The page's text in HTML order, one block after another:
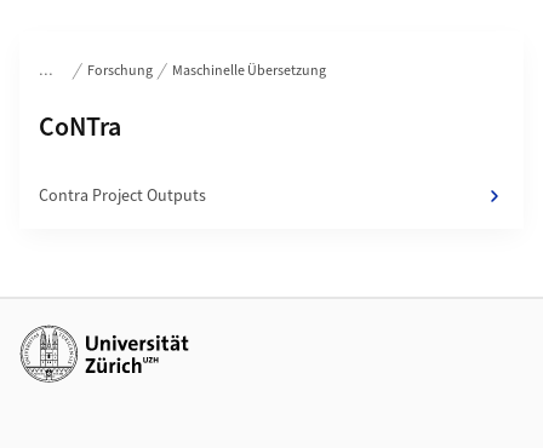
Forschung Maschinelle Übersetzung
Unterseiten von
CoNTra
Contra Project Outputs
Weiterführende Links